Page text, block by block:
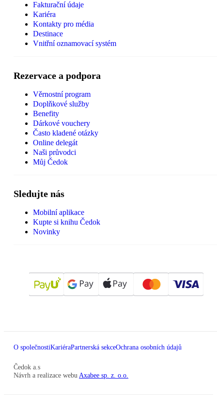
Fakturační údaje
Kariéra
Kontakty pro média
Destinace
Vnitřní oznamovací systém
Rezervace a podpora
Věrnostní program
Doplňkové služby
Benefity
Dárkové vouchery
Často kladené otázky
Online delegát
Naši průvodci
Můj Čedok
Sledujte nás
Mobilní aplikace
Kupte si knihu Čedok
Novinky
O společnostiKariéraPartnerská sekceOchrana osobních údajů
Čedok a.s
Návrh a realizace webu Axabee sp. z. o.o.